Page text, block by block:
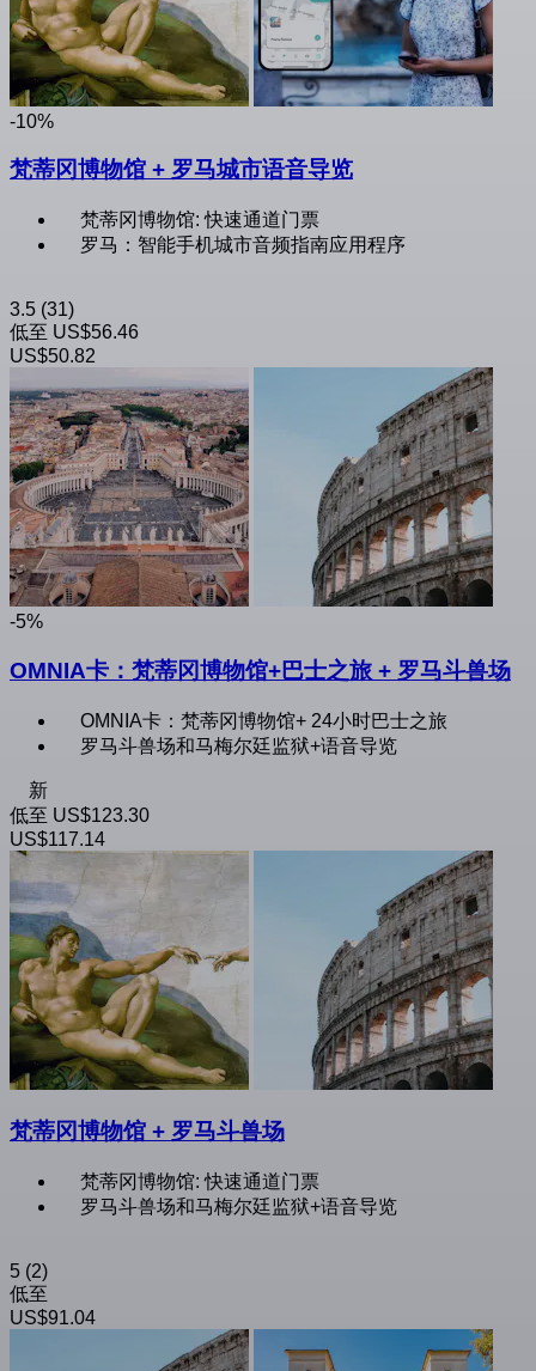
-10%
梵蒂冈博物馆 + 罗马城市语音导览
梵蒂冈博物馆: 快速通道门票
罗马：智能手机城市音频指南应用程序
3.5 (31)
低至 US$56.46
US$50.82
-5%
OMNIA卡：梵蒂冈博物馆+巴士之旅 + 罗马斗兽场
OMNIA卡：梵蒂冈博物馆+ 24小时巴士之旅
罗马斗兽场和马梅尔廷监狱+语音导览
新
低至 US$123.30
US$117.14
梵蒂冈博物馆 + 罗马斗兽场
梵蒂冈博物馆: 快速通道门票
罗马斗兽场和马梅尔廷监狱+语音导览
5 (2)
低至
US$91.04